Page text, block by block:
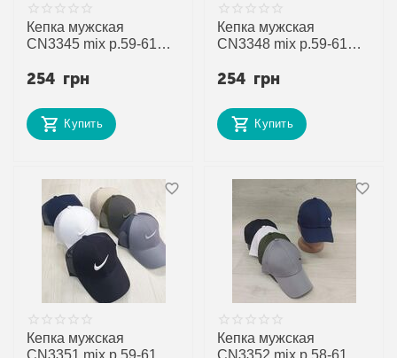
Кепка мужская
CN3345 mix р.59-61
оптом от прямого
254 грн
Купить
Кепка мужская
CN3348 mix р.59-61
оптом от прямого
254 грн
Купить
Кепка мужская
Кепка мужская